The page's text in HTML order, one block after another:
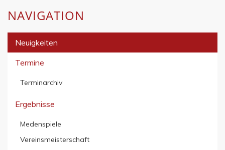
NAVIGATION
Neuigkeiten
Termine
Terminarchiv
Ergebnisse
Medenspiele
Vereinsmeisterschaft